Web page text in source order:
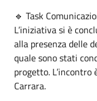
🔹 Task
L’iniziativa si è
alla presenza delle
quale sono stati
progetto.
Carrara.